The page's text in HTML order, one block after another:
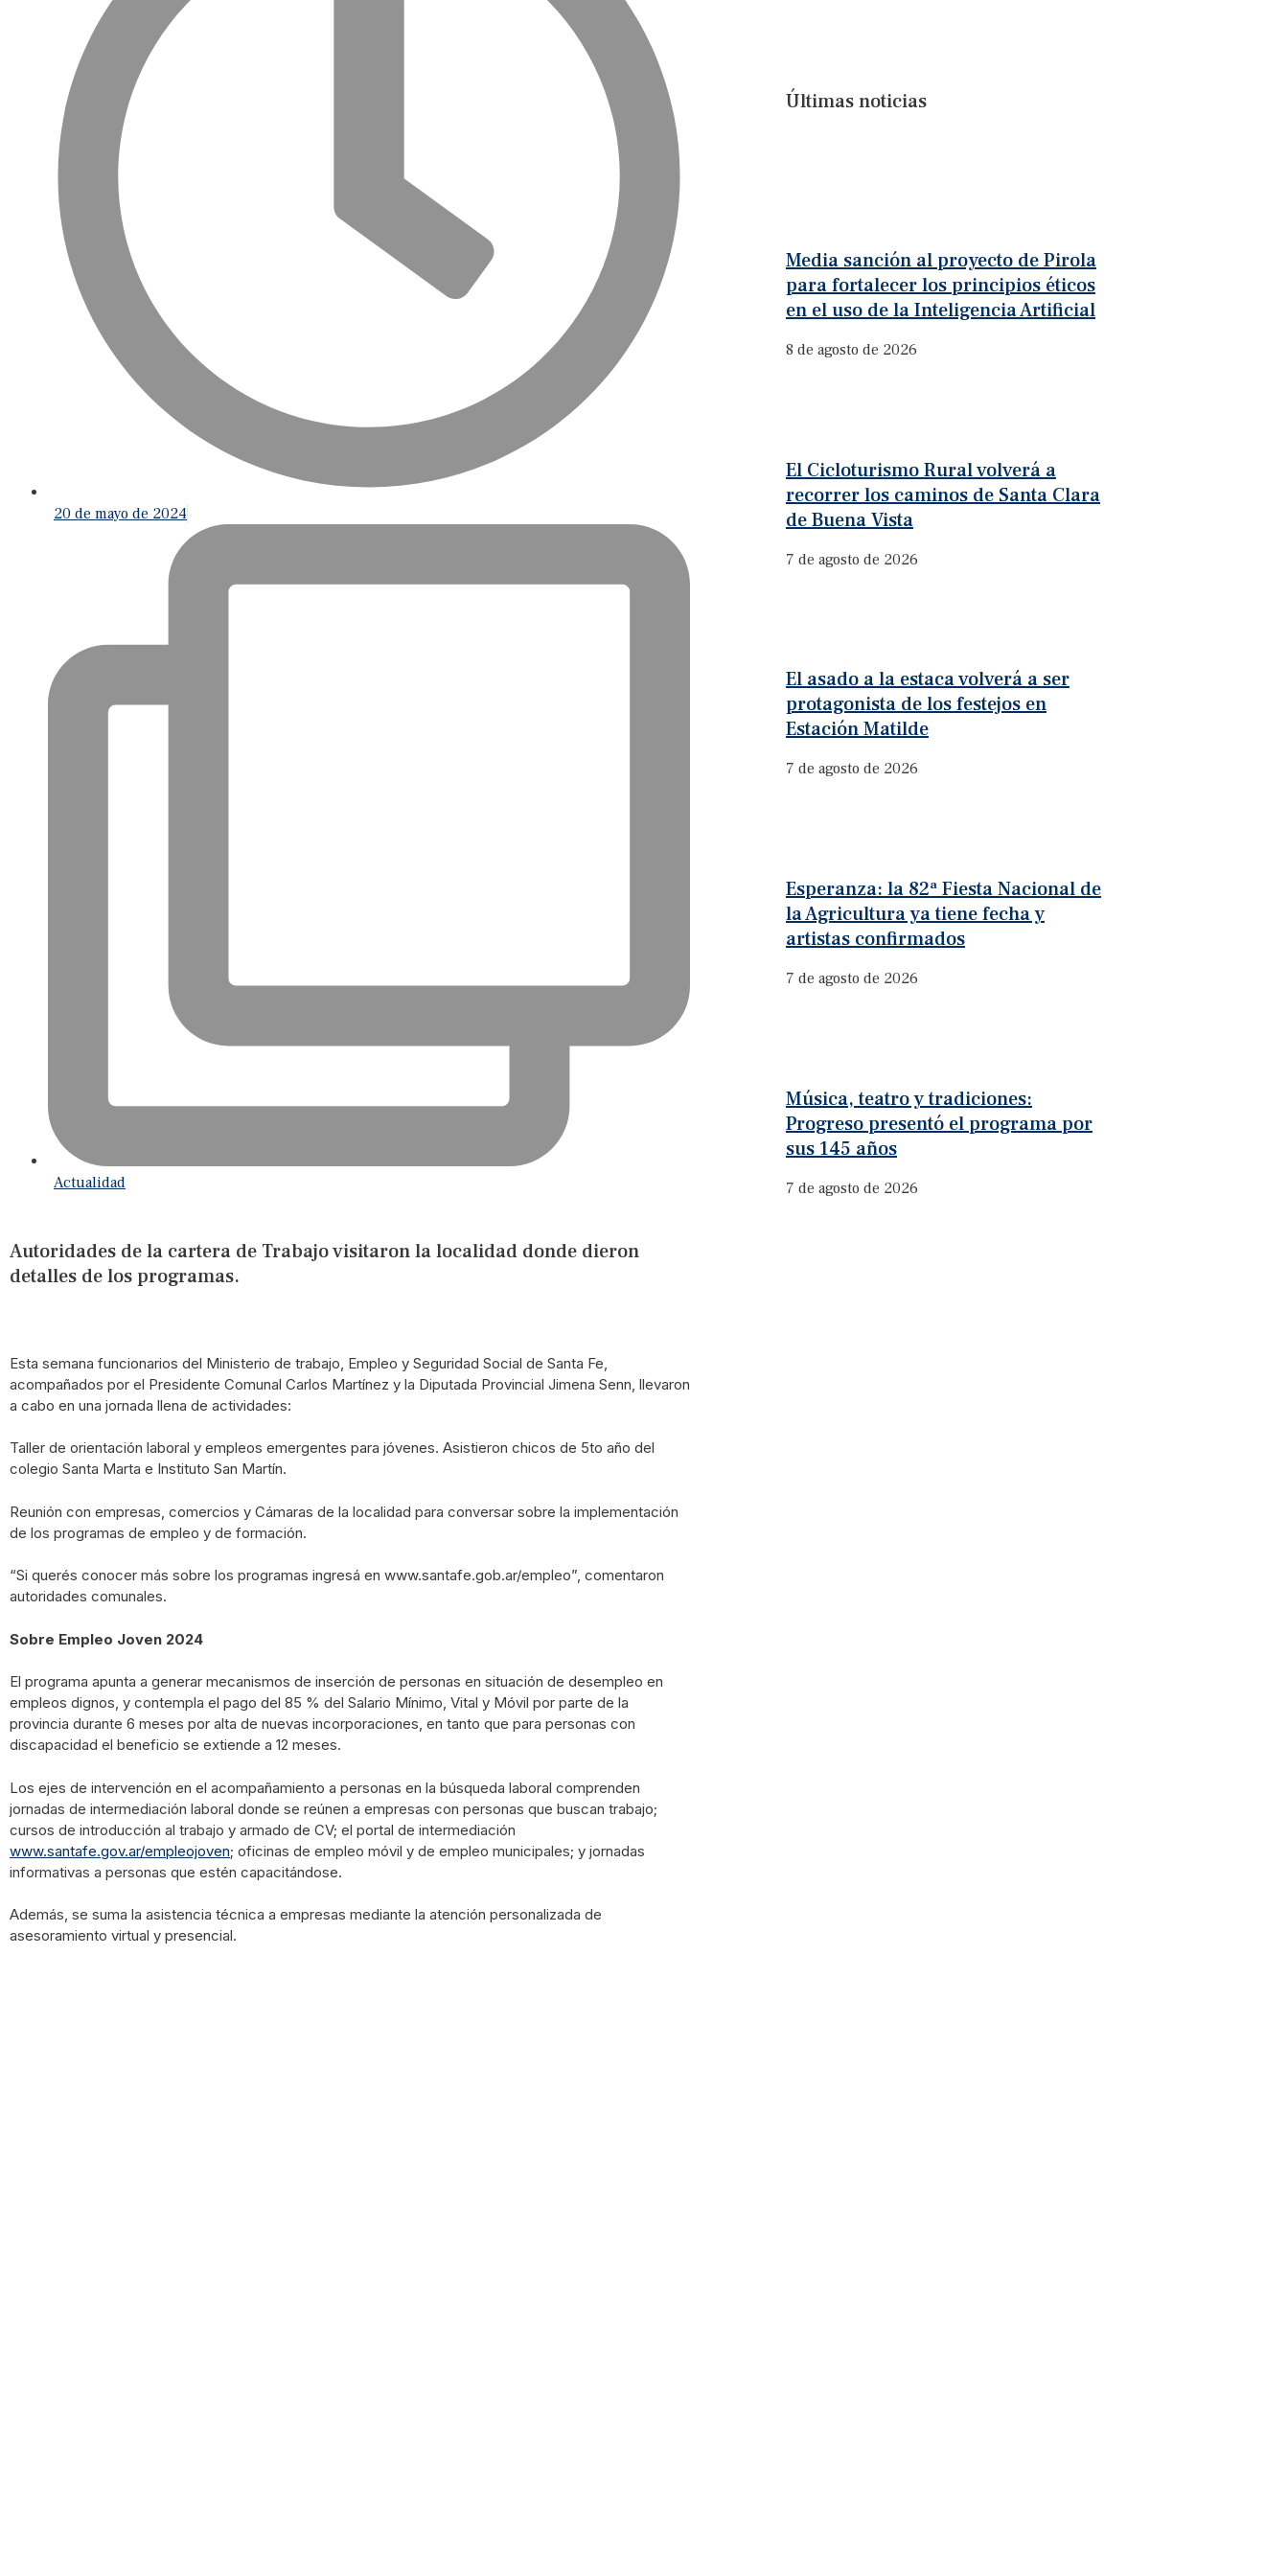
20 de mayo de 2024
Actualidad
Autoridades de la cartera de Trabajo visitaron la localidad donde dieron
detalles de los programas.
Esta semana funcionarios del Ministerio de trabajo, Empleo y Seguridad Social de Santa Fe,
acompañados por el Presidente Comunal Carlos Martínez y la Diputada Provincial Jimena Senn, llevaron
a cabo en una jornada llena de actividades:
Taller de orientación laboral y empleos emergentes para jóvenes. Asistieron chicos de 5to año del
colegio Santa Marta e Instituto San Martín.
Reunión con empresas, comercios y Cámaras de la localidad para conversar sobre la implementación
de los programas de empleo y de formación.
“Si querés conocer más sobre los programas ingresá en www.santafe.gob.ar/empleo”, comentaron
autoridades comunales.
Sobre Empleo Joven 2024
El programa apunta a generar mecanismos de inserción de personas en situación de desempleo en
empleos dignos, y contempla el pago del 85 % del Salario Mínimo, Vital y Móvil por parte de la
provincia durante 6 meses por alta de nuevas incorporaciones, en tanto que para personas con
discapacidad el beneficio se extiende a 12 meses.
Los ejes de intervención en el acompañamiento a personas en la búsqueda laboral comprenden
jornadas de intermediación laboral donde se reúnen a empresas con personas que buscan trabajo;
cursos de introducción al trabajo y armado de CV; el portal de intermediación
www.santafe.gov.ar/empleojoven; oficinas de empleo móvil y de empleo municipales; y jornadas
informativas a personas que estén capacitándose.
Además, se suma la asistencia técnica a empresas mediante la atención personalizada de
asesoramiento virtual y presencial.
Últimas noticias
Media sanción al proyecto de Pirola
para fortalecer los principios éticos
en el uso de la Inteligencia Artificial
8 de agosto de 2026
El Cicloturismo Rural volverá a
recorrer los caminos de Santa Clara
de Buena Vista
7 de agosto de 2026
El asado a la estaca volverá a ser
protagonista de los festejos en
Estación Matilde
7 de agosto de 2026
Esperanza: la 82ª Fiesta Nacional de
la Agricultura ya tiene fecha y
artistas confirmados
7 de agosto de 2026
Música, teatro y tradiciones:
Progreso presentó el programa por
sus 145 años
7 de agosto de 2026